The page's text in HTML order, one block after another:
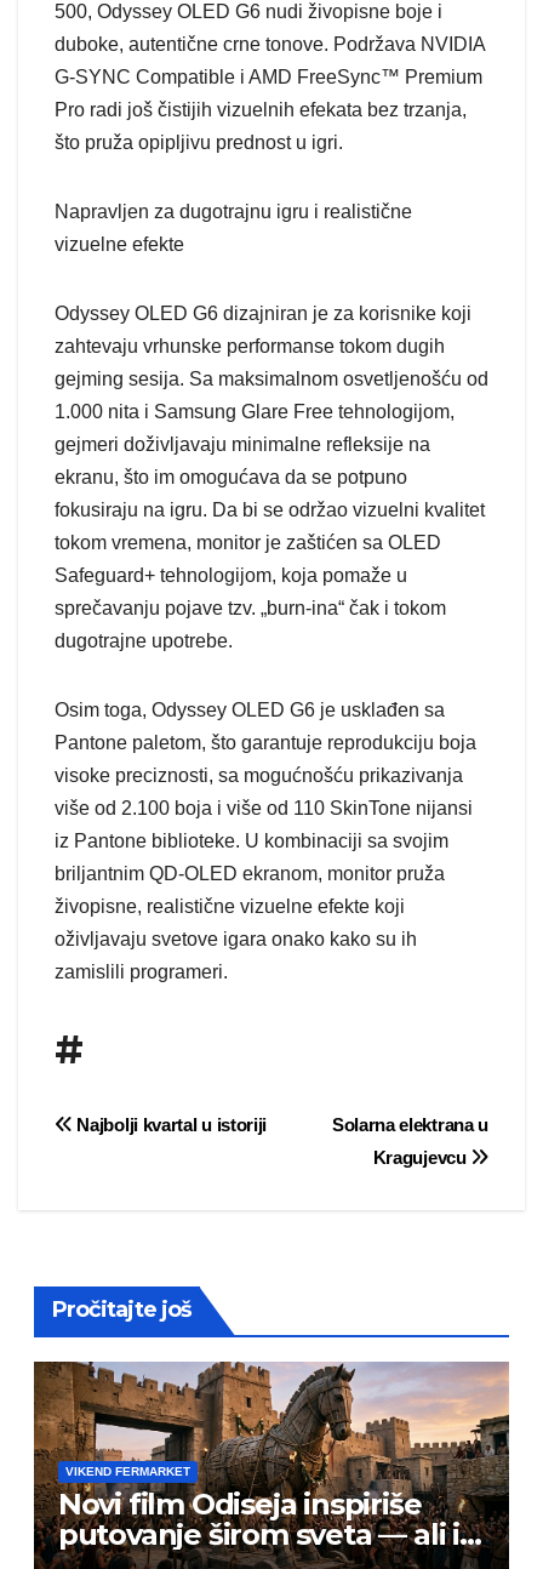
500, Odyssey OLED G6 nudi živopisne boje i
duboke, autentične crne tonove. Podržava NVIDIA
G-SYNC Compatible i AMD FreeSync™ Premium
Pro radi još čistijih vizuelnih efekata bez trzanja,
što pruža opipljivu prednost u igri.
Napravljen za dugotrajnu igru i realistične
vizuelne efekte
Odyssey OLED G6 dizajniran je za korisnike koji
zahtevaju vrhunske performanse tokom dugih
gejming sesija. Sa maksimalnom osvetljenošću od
1.000 nita i Samsung Glare Free tehnologijom,
gejmeri doživljavaju minimalne refleksije na
ekranu, što im omogućava da se potpuno
fokusiraju na igru. Da bi se održao vizuelni kvalitet
tokom vremena, monitor je zaštićen sa OLED
Safeguard+ tehnologijom, koja pomaže u
sprečavanju pojave tzv. „burn-ina“ čak i tokom
dugotrajne upotrebe.
Osim toga, Odyssey OLED G6 je usklađen sa
Pantone paletom, što garantuje reprodukciju boja
visoke preciznosti, sa mogućnošću prikazivanja
više od 2.100 boja i više od 110 SkinTone nijansi
iz Pantone biblioteke. U kombinaciji sa svojim
briljantnim QD-OLED ekranom, monitor pruža
živopisne, realistične vizuelne efekte koji
oživljavaju svetove igara onako kako su ih
zamislili programeri.
#
Post
Solarna elektrana u
Kragujevcu
Najbolji kvartal u istoriji
Pročitajte još
VIKEND FERMARKET
Novi film Odiseja inspiriše
putovanje širom sveta — ali i